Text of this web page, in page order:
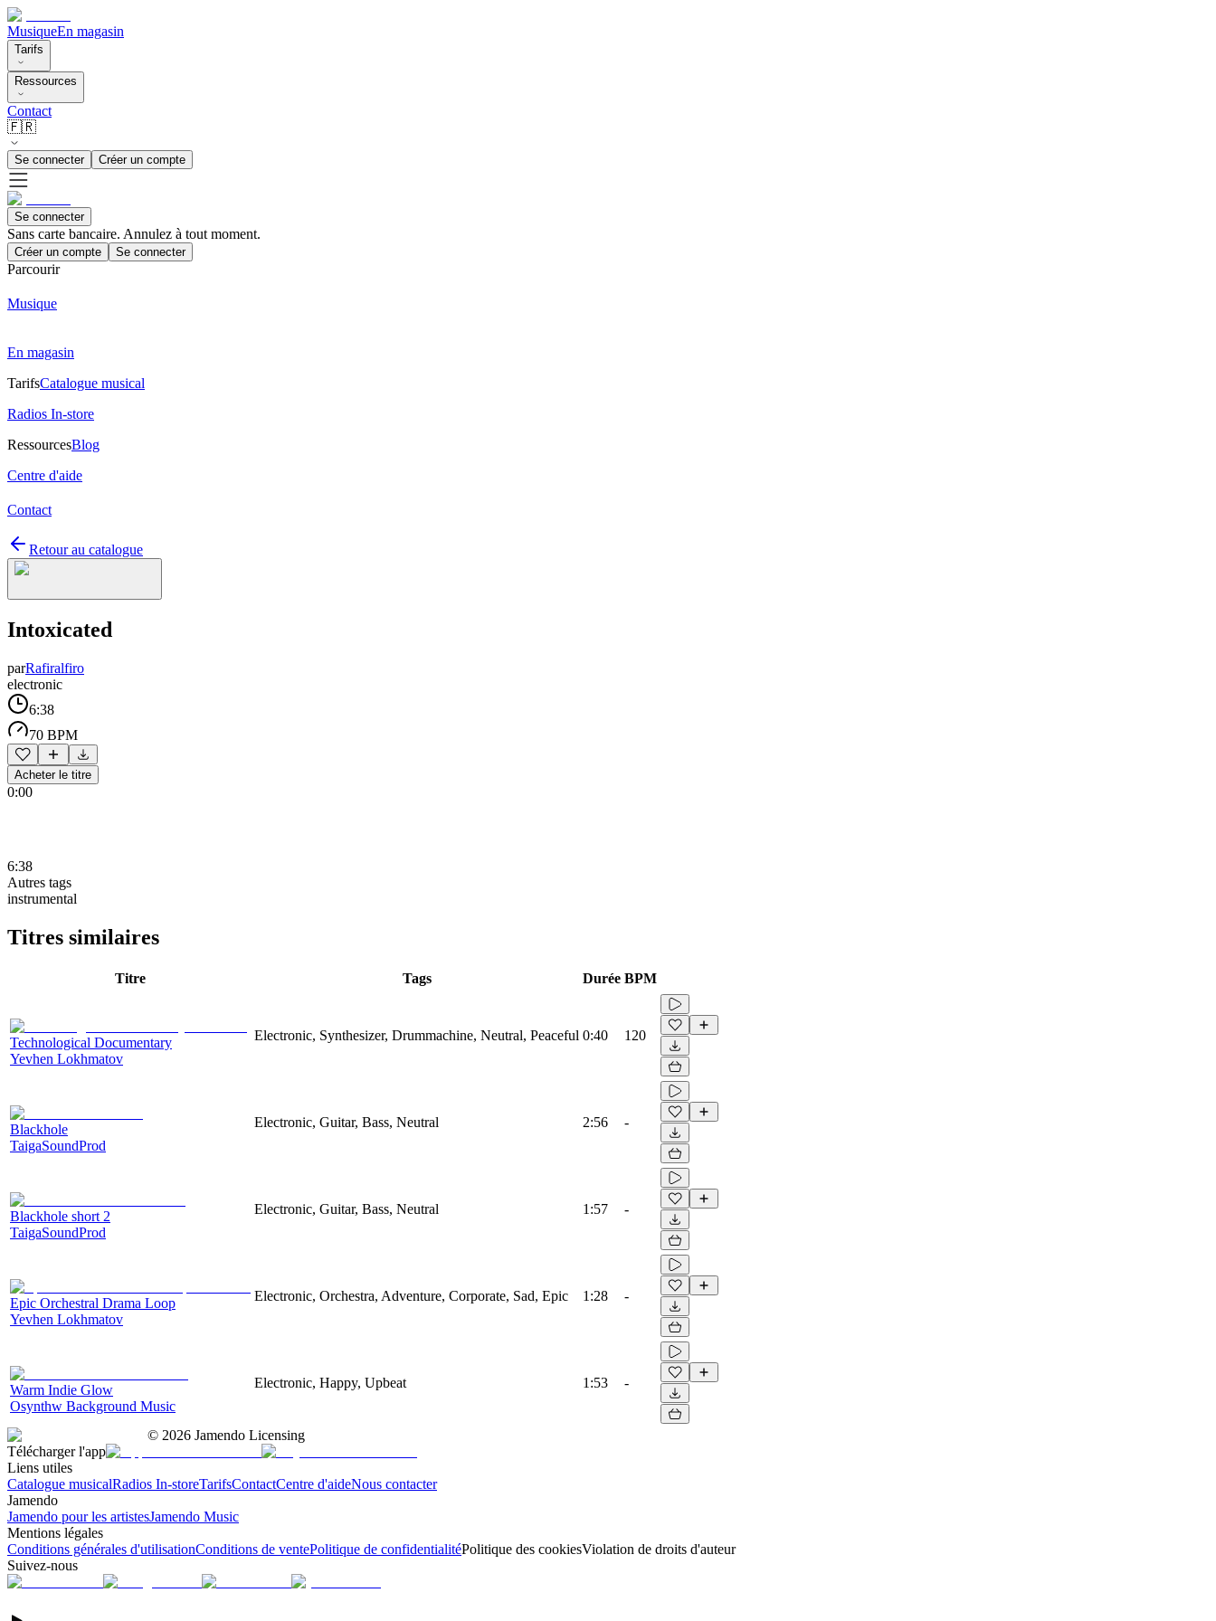
MusiqueEn magasin
Tarifs
Ressources
Contact
🇫🇷
Se connecter Créer un compte
Se connecter
Sans carte bancaire. Annulez à tout moment.
Créer un compte Se connecter
Parcourir
Musique
En magasin
TarifsCatalogue musical
Radios In-store
RessourcesBlog
Centre d'aide
Contact
Retour au catalogue
Intoxicated
parRafiralfiro
electronic
6:38
70 BPM
Acheter le titre
0:00
6:38
Autres tags
instrumental
Titres similaires
Titre Tags Durée BPM
Technological Documentary
Yevhen Lokhmatov
Electronic, Synthesizer, Drummachine, Neutral, Peaceful 0:40 120
Blackhole
TaigaSoundProd
Electronic, Guitar, Bass, Neutral 2:56 -
Blackhole short 2
TaigaSoundProd
Electronic, Guitar, Bass, Neutral 1:57 -
Epic Orchestral Drama Loop
Yevhen Lokhmatov
Electronic, Orchestra, Adventure, Corporate, Sad, Epic 1:28 -
Warm Indie Glow
Osynthw Background Music
Electronic, Happy, Upbeat 1:53 -
© 2026 Jamendo Licensing
Télécharger l'app
Liens utiles
Catalogue musicalRadios In-storeTarifsContactCentre d'aideNous contacter
Jamendo
Jamendo pour les artistesJamendo Music
Mentions légales
Conditions générales d'utilisationConditions de ventePolitique de confidentialitéPolitique des cookiesViolation de droits d'auteur
Suivez-nous